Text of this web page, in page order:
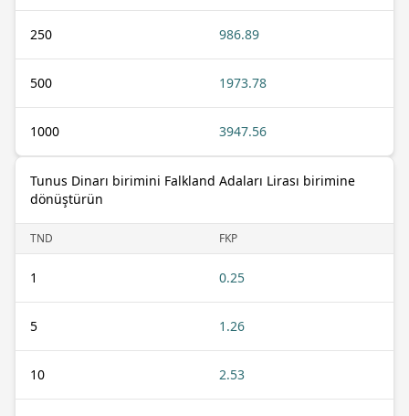
250 986.89
500 1973.78
1000 3947.56
Tunus Dinarı birimini Falkland Adaları Lirası birimine
dönüştürün
TND FKP
1 0.25
5 1.26
10 2.53